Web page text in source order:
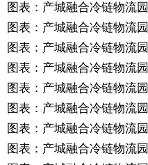
图表：产城融合冷链物流
图表：产城融合冷链物流
图表：产城融合冷链物流
图表：产城融合冷链物流
图表：产城融合冷链物流
图表：产城融合冷链物流
图表：产城融合冷链物流
图表：产城融合冷链物流